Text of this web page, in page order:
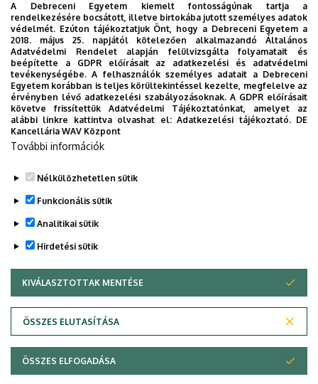
Adatvédelem
Copyright © 2026 Unideb
A Debreceni Egyetem kiemelt fontosságúnak tartja a
rendelkezésére bocsátott, illetve birtokába jutott személyes adatok
védelmét. Ezúton tájékoztatjuk Önt, hogy a Debreceni Egyetem a
2018. május 25. napjától kötelezően alkalmazandó Általános
Adatvédelmi Rendelet alapján felülvizsgálta folyamatait és
beépítette a GDPR előírásait az adatkezelési és adatvédelmi
tevékenységébe. A felhasználók személyes adatait a Debreceni
Egyetem korábban is teljes körültekintéssel kezelte, megfelelve az
érvényben lévő adatkezelési szabályozásoknak. A GDPR előírásait
követve frissítettük Adatvédelmi Tájékoztatónkat, amelyet az
alábbi linkre kattintva olvashat el:Adatkezelési tájékoztató. DE
Kancellária WAV Központ
További információk
Nélkülözhetetlen sütik
Funkcionális sütik
Analitikai sütik
Hirdetési sütik
KIVÁLASZTOTTAK MENTÉSE
ÖSSZES ELUTASÍTÁSA
WITHDRAW CONSENT
ÖSSZES ELFOGADÁSA